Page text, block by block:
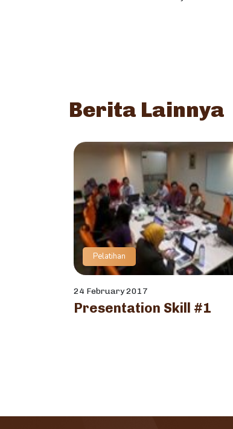
Berita Lainnya
Pelatihan
24 February 2017
Presentation Skill #1